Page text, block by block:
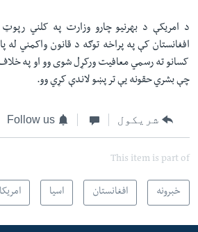
د امریکې د بهرنیو چارو وزارت په کلني
افغانستان کې په پراخه توګه د قانون واکمني
کسانو ته رسمي معافیت ورکړل شوی وو او په
چې بشري حقونه یې تر پښو لاندې کړي وو.
شریکول Follow us
This item is part of
خبرونه افغانستان اسیا امریکا